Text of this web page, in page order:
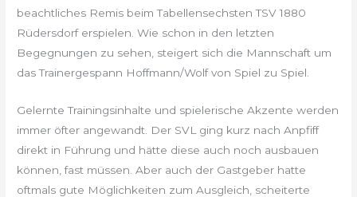
beachtliches Remis beim Tabellensechsten TSV 1880
Rüdersdorf erspielen. Wie schon in den letzten
Begegnungen zu sehen, steigert sich die Mannschaft um
das Trainergespann Hoffmann/Wolf von Spiel zu Spiel.
Gelernte Trainingsinhalte und spielerische Akzente werden
immer öfter angewandt. Der SVL ging kurz nach Anpfiff
direkt in Führung und hätte diese auch noch ausbauen
können, fast müssen. Aber auch der Gastgeber hatte
oftmals gute Möglichkeiten zum Ausgleich, scheiterte